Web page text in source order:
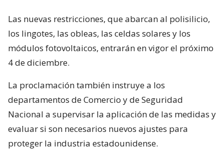
Las nuevas restricciones, que abarcan al polisilicio,
los lingotes, las obleas, las celdas solares y los
módulos fotovoltaicos, entrarán en vigor el próximo
4 de diciembre.
La proclamación también instruye a los
departamentos de Comercio y de Seguridad
Nacional a supervisar la aplicación de las medidas y
evaluar si son necesarios nuevos ajustes para
proteger la industria estadounidense.